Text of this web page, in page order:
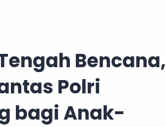
Bencana,
Polri
bagi Anak-